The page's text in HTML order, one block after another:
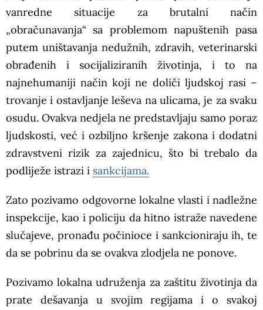
vanredne situacije za brutalni način
„obračunavanja“ sa problemom napuštenih pasa
putem uništavanja nedužnih, zdravih, veterinarski
obrađenih i socijaliziranih životinja, i to na
najnehumaniji način koji ne doliči ljudskoj rasi –
trovanje i ostavljanje leševa na ulicama, je za svaku
osudu. Ovakva nedjela ne predstavljaju samo poraz
ljudskosti, već i ozbiljno kršenje zakona i dodatni
zdravstveni rizik za zajednicu, što bi trebalo da
podliježe istrazi i sankcijama.
Zato pozivamo odgovorne lokalne vlasti i nadležne
inspekcije, kao i policiju da hitno istraže navedene
slučajeve, pronađu počinioce i sankcioniraju ih, te
da se pobrinu da se ovakva zlodjela ne ponove.
Pozivamo lokalna udruženja za zaštitu životinja da
prate dešavanja u svojim regijama i o svakoj